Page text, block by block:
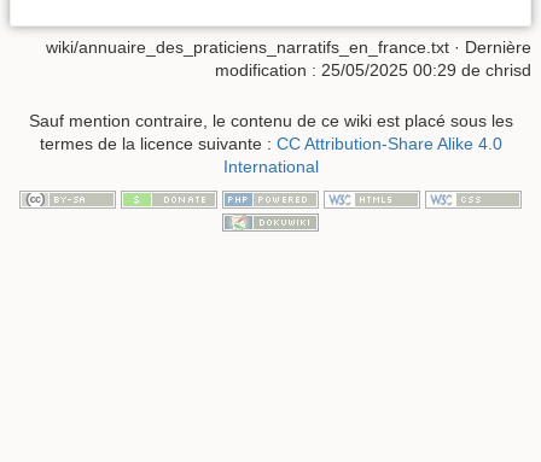
wiki/annuaire_des_praticiens_narratifs_en_france.txt · Dernière
modification : 25/05/2025 00:29 de chrisd
Sauf mention contraire, le contenu de ce wiki est placé sous les
termes de la licence suivante : CC Attribution-Share Alike 4.0
International